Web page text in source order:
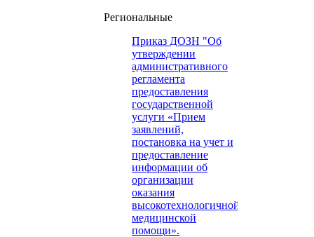
Региональные
Приказ ДОЗН "Об
утверждении
административного
регламента
предоставления
государственной
услуги «Прием
заявлений,
постановка на учет и
предоставление
информации об
организации
оказания
высокотехнологичной
медицинской
помощи».